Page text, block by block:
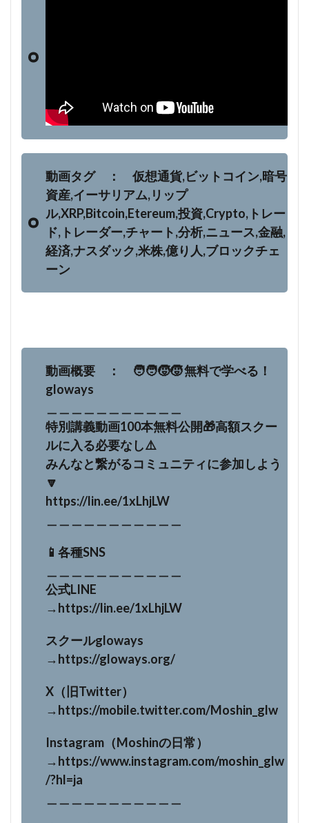
動画タグ ： 仮想通貨,ビットコイン,暗号
資産,イーサリアム,リップ
ル,XRP,Bitcoin,Etereum,投資,Crypto,トレー
ド,トレーダー,チャート,分析,ニュース,金融,
経済,ナスダック,米株,億り人,ブロックチェ
ーン
動画概要 ： 🧑‍🧑‍🧒‍🧒 無料で学べる！
gloways
特別講義動画100本無料公開🎁高額スクー
ルに入る必要なし⚠️
みんなと繋がるコミュニティに参加しよう
🔽
https://lin.ee/1xLhjLW
📱各種SNS
公式LINE
→https://lin.ee/1xLhjLW
スクールgloways
→https://gloways.org/
X（旧Twitter）
→https://mobile.twitter.com/Moshin_glw
Instagram（Moshinの日常）
→https://www.instagram.com/moshin_glw
/?hl=ja